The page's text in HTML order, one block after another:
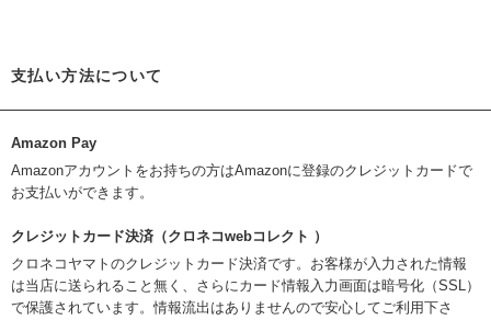
支払い方法について
Amazon Pay
Amazonアカウントをお持ちの方はAmazonに登録のクレジットカードで
お支払いができます。
クレジットカード決済（クロネコwebコレクト ）
クロネコヤマトのクレジットカード決済です。お客様が入力された情報
は当店に送られること無く、さらにカード情報入力画面は暗号化（SSL）
で保護されています。情報流出はありませんので安心してご利用下さ